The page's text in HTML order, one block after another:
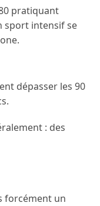
pratiquant
sport intensif se
dépasser les 90
: des
forcément un